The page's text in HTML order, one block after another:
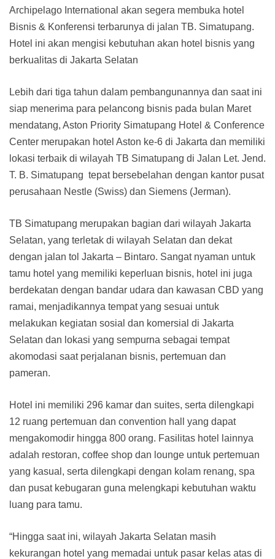
Archipelago International akan segera membuka hotel
Bisnis & Konferensi terbarunya di jalan TB. Simatupang.
Hotel ini akan mengisi kebutuhan akan hotel bisnis yang
berkualitas di Jakarta Selatan
Lebih dari tiga tahun dalam pembangunannya dan saat ini
siap menerima para pelancong bisnis pada bulan Maret
mendatang, Aston Priority Simatupang Hotel & Conference
Center merupakan hotel Aston ke-6 di Jakarta dan memiliki
lokasi terbaik di wilayah TB Simatupang di Jalan Let. Jend.
T. B. Simatupang tepat bersebelahan dengan kantor pusat
perusahaan Nestle (Swiss) dan Siemens (Jerman).
TB Simatupang merupakan bagian dari wilayah Jakarta
Selatan, yang terletak di wilayah Selatan dan dekat
dengan jalan tol Jakarta – Bintaro. Sangat nyaman untuk
tamu hotel yang memiliki keperluan bisnis, hotel ini juga
berdekatan dengan bandar udara dan kawasan CBD yang
ramai, menjadikannya tempat yang sesuai untuk
melakukan kegiatan sosial dan komersial di Jakarta
Selatan dan lokasi yang sempurna sebagai tempat
akomodasi saat perjalanan bisnis, pertemuan dan
pameran.
Hotel ini memiliki 296 kamar dan suites, serta dilengkapi
12 ruang pertemuan dan convention hall yang dapat
mengakomodir hingga 800 orang. Fasilitas hotel lainnya
adalah restoran, coffee shop dan lounge untuk pertemuan
yang kasual, serta dilengkapi dengan kolam renang, spa
dan pusat kebugaran guna melengkapi kebutuhan waktu
luang para tamu.
“Hingga saat ini, wilayah Jakarta Selatan masih
kekurangan hotel yang memadai untuk pasar kelas atas di